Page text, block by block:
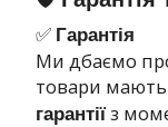
✅ Гарантія
Ми дбаємо
товари мають
гарантії з